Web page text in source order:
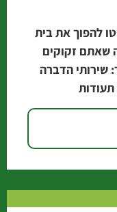
להפוך את בית
שאתם זקוקים
שירותי הדברה